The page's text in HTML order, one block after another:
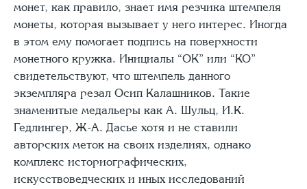
монет, как правило, знает имя резчи­ка штемпеля
монеты, которая вызывает у него интерес. Иногда
в этом ему помогает подпись на поверхности
монетного кружка. Инициалы “ОК” или “КО”
свидетельствуют, что штемпель данного
экземпляра резал Осип Калашников. Такие
знаменитые медальеры как А. Шульц, И.К.
Гедлингер, Ж-А. Дасье хотя и не ставили
авторских меток на своих изделиях, однако
комплекс историографических,
искусствоведческих и иных исследований